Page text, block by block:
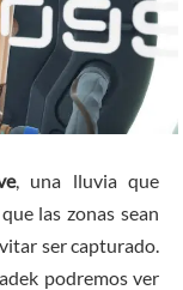
, una lluvia que
las zonas sean
ser capturado.
podremos ver